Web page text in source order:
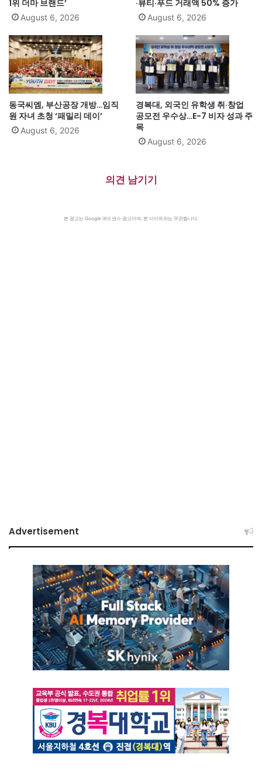
1위 더마 브랜드’
August 6, 2026
·뷰티·푸드 거래액 50% 증가
August 6, 2026
동국씨엠, 부산공장 개방…임직
원 자녀 초청 ‘패밀리 데이’
August 6, 2026
경복대, 외국인 유학생 취·창업
공모전 우수상…E-7 비자 성과 주
목
August 6, 2026
의견 남기기
본 광고는 Google 애드센스 광고이며, 본 사이트와는 무관합니다.
Advertisement